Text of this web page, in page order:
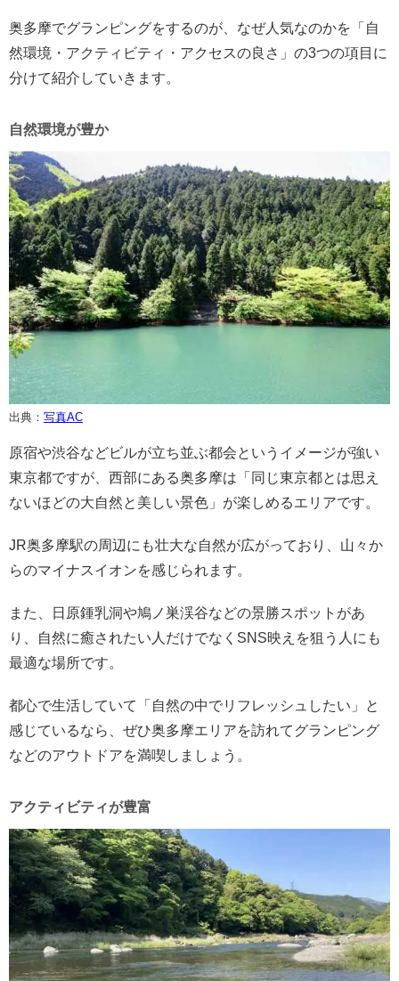
奥多摩でグランピングをするのが、なぜ人気なのかを「自
然環境・アクティビティ・アクセスの良さ」の3つの項目に
分けて紹介していきます。
自然環境が豊か
出典： 写真AC
原宿や渋谷などビルが立ち並ぶ都会というイメージが強い
東京都ですが、西部にある奥多摩は「同じ東京都とは思え
ないほどの大自然と美しい景色」が楽しめるエリアです。
JR奥多摩駅の周辺にも壮大な自然が広がっており、山々か
らのマイナスイオンを感じられます。
また、日原鍾乳洞や鳩ノ巣渓谷などの景勝スポットがあ
り、自然に癒されたい人だけでなくSNS映えを狙う人にも
最適な場所です。
都心で生活していて「自然の中でリフレッシュしたい」と
感じているなら、ぜひ奥多摩エリアを訪れてグランピング
などのアウトドアを満喫しましょう。
アクティビティが豊富